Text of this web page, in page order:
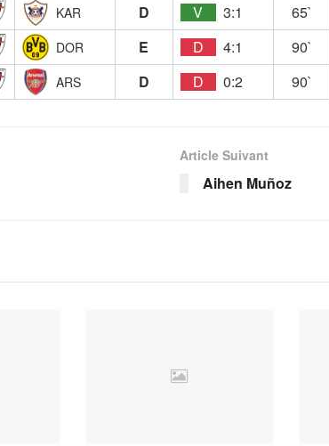
KAR D V 3:1
65`
DOR E D 4:1
90`
ARS D D 0:2 90`
Article Suivant
Aihen Muñoz